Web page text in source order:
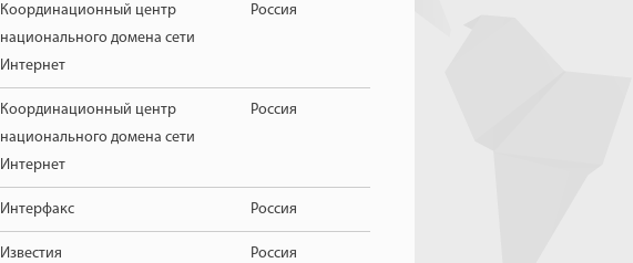
Координационный центр
национального домена сети
Интернет
Россия
Координационный центр
национального домена сети
Интернет
Россия
Интерфакс Россия
Известия Россия